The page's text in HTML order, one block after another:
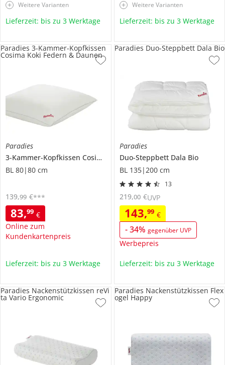
Weitere Varianten
Lieferzeit: bis zu 3 Werktage
Weitere Varianten
Lieferzeit: bis zu 3 Werktage
Paradies
3-Kammer-Kopfkissen Cosima
Koki Federn & Daunen
BL 80|80 cm
83,99 €
Online zum
Kundenkartenpreis
139,99 €***
Paradies 3-Kammer-Kopfkissen
Cosima Koki Federn & Daunen
Lieferzeit: bis zu 3 Werktage
Paradies
Duo-Steppbett Dala Bio
BL 135|200 cm
13
143,99 €
-34% gegenüber UVP
Werbepreis
219,00 €UVP
Paradies Duo-Steppbett Dala Bio
Lieferzeit: bis zu 3 Werktage
Paradies Nackenstützkissen reVi
ta Vario Ergonomic
Paradies Nackenstützkissen Flex
ogel Happy